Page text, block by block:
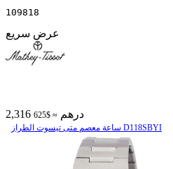
109818
عرض سريع
2,316 درهم ≈ $625
ساعة معصم متی تیسوت الطراز D118SBYI